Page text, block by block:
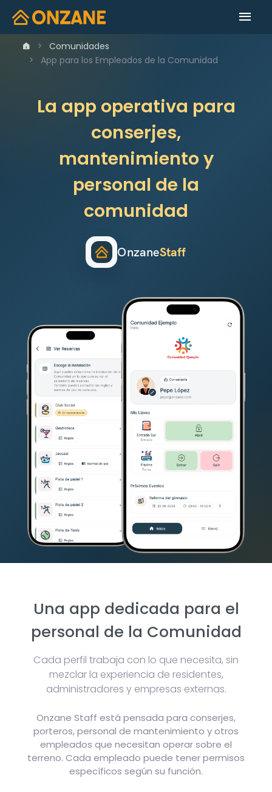
Comunidades
App para los Empleados de la Comunidad
La app operativa para
conserjes,
mantenimiento y
personal de la
comunidad
OnzaneStaff
Una app dedicada para el
personal de la Comunidad
Cada perfil trabaja con lo que necesita, sin
mezclar la experiencia de residentes,
administradores y empresas externas.
Onzane Staff está pensada para conserjes,
porteros, personal de mantenimiento y otros
empleados que necesitan operar sobre el
terreno. Cada empleado puede tener permisos
específicos según su función.